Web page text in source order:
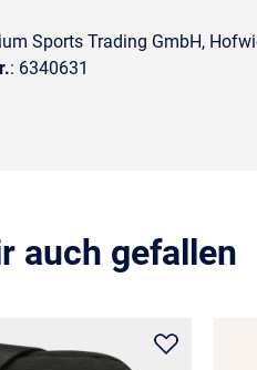
Sports Trading GmbH,
: 6340631
auch gefallen